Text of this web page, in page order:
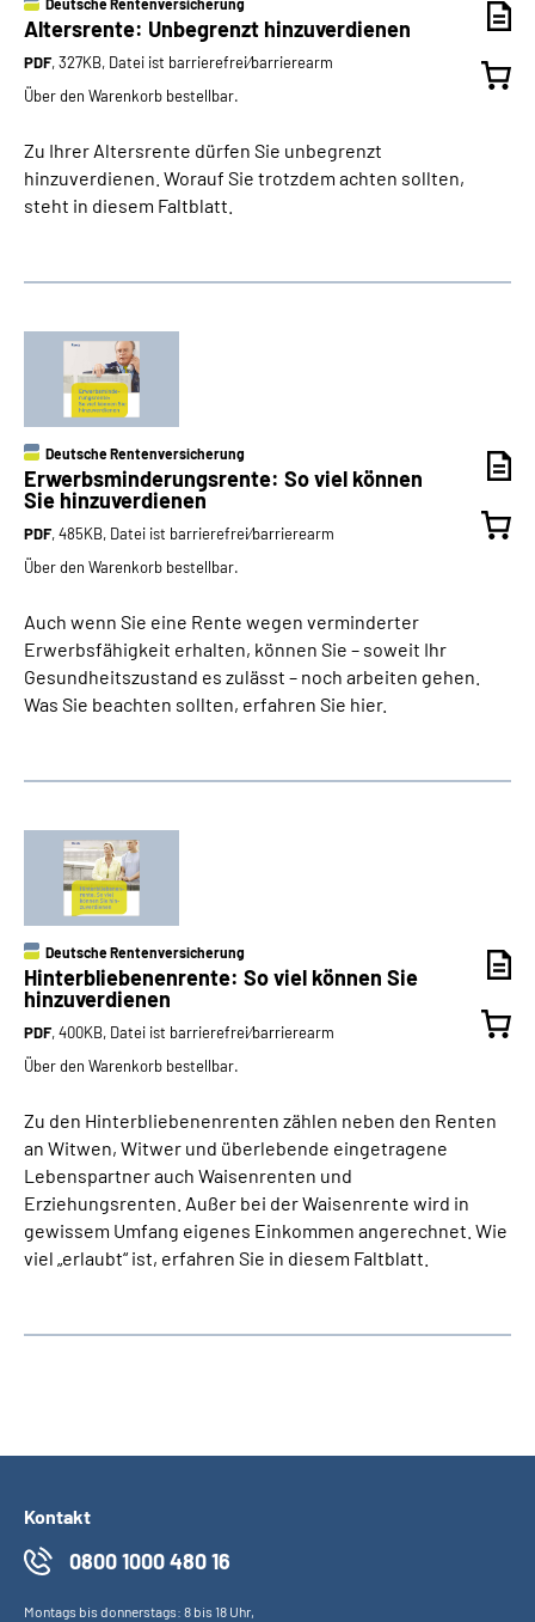
Altersrente: Unbegrenzt hinzuverdienen
PDF, 327KB, Datei ist barrierefrei⁄barrierearm
Über den Warenkorb bestellbar.
Zu Ihrer Altersrente dürfen Sie unbegrenzt
hinzuverdienen. Worauf Sie trotzdem achten sollten,
steht in diesem Faltblatt.
Deutsche Rentenversicherung
Erwerbsminderungs­rente: So viel können
Sie hinzuverdienen
PDF, 485KB, Datei ist barrierefrei⁄barrierearm
Über den Warenkorb bestellbar.
Auch wenn Sie eine Rente wegen verminderter
Erwerbsfähigkeit erhalten, können Sie – soweit Ihr
Gesundheitszustand es zulässt – noch arbeiten gehen.
Was Sie beachten sollten, erfahren Sie hier.
Deutsche Rentenversicherung
Hinterbliebenenrente: So viel können Sie
hinzuverdienen
PDF, 400KB, Datei ist barrierefrei⁄barrierearm
Über den Warenkorb bestellbar.
Zu den Hinterbliebenenrenten zählen neben den Renten
an Witwen, Witwer und überlebende eingetragene
Lebenspartner auch Waisenrenten und
Erziehungsrenten. Außer bei der Waisenrente wird in
gewissem Umfang eigenes Einkommen angerechnet. Wie
viel „erlaubt“ ist, erfahren Sie in diesem Faltblatt.
Kontakt
0800 1000 480 16
Montags bis donnerstags: 8 bis 18 Uhr,